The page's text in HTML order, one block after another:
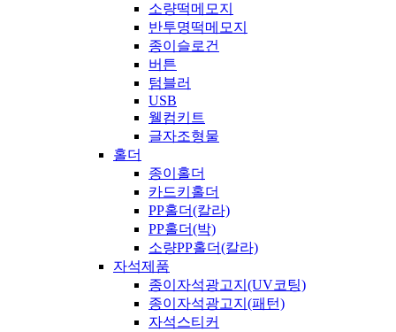
소량떡메모지
반투명떡메모지
종이슬로건
버튼
텀블러
USB
웰컴키트
글자조형물
홀더
종이홀더
카드키홀더
PP홀더(칼라)
PP홀더(박)
소량PP홀더(칼라)
자석제품
종이자석광고지(UV코팅)
종이자석광고지(패턴)
자석스티커